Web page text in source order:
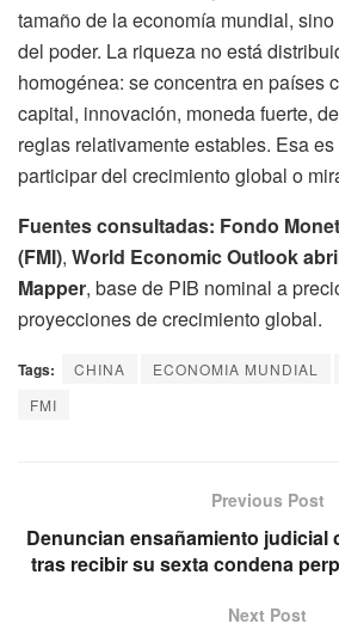
tamaño de la economía mundial,
del poder. La riqueza no está
homogénea: se concentra en países
capital, innovación, moneda fuerte,
reglas relativamente estables. Esa
participar del crecimiento global o
Fuentes consultadas: Fondo
(FMI), World Economic Outlook
Mapper, base de PIB nominal a
proyecciones de crecimiento global.
Tags: CHINA ECONOMIA MUNDIAL
FMI
Previous Post
Denuncian ensañamiento judicial
tras recibir su sexta condena
Next Post